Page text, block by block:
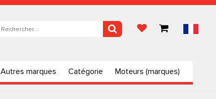
Autres marques Catégorie Moteurs (marques)